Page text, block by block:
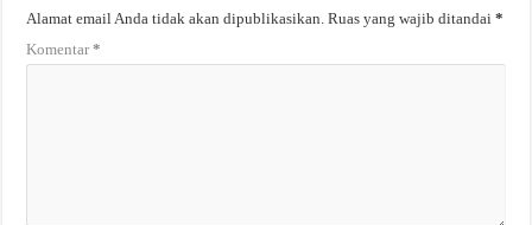
Alamat email Anda tidak akan dipublikasikan. Ruas yang wajib ditandai*
Komentar*